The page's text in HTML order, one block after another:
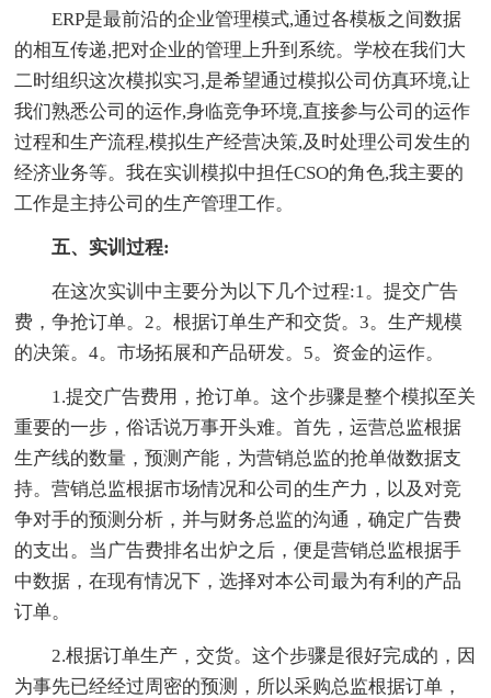
ERP是最前沿的企业管理模式,通过各模板之间数据
的相互传递,把对企业的管理上升到系统。学校在我们大
二时组织这次模拟实习,是希望通过模拟公司仿真环境,让
我们熟悉公司的运作,身临竞争环境,直接参与公司的运作
过程和生产流程,模拟生产经营决策,及时处理公司发生的
经济业务等。我在实训模拟中担任CSO的角色,我主要的
工作是主持公司的生产管理工作。
五、实训过程:
在这次实训中主要分为以下几个过程:1。提交广告
费，争抢订单。2。根据订单生产和交货。3。生产规模
的决策。4。市场拓展和产品研发。5。资金的运作。
1.提交广告费用，抢订单。这个步骤是整个模拟至关
重要的一步，俗话说万事开头难。首先，运营总监根据
生产线的数量，预测产能，为营销总监的抢单做数据支
持。营销总监根据市场情况和公司的生产力，以及对竞
争对手的预测分析，并与财务总监的沟通，确定广告费
的支出。当广告费排名出炉之后，便是营销总监根据手
中数据，在现有情况下，选择对本公司最为有利的产品
订单。
2.根据订单生产，交货。这个步骤是很好完成的，因
为事先已经经过周密的预测，所以采购总监根据订单，